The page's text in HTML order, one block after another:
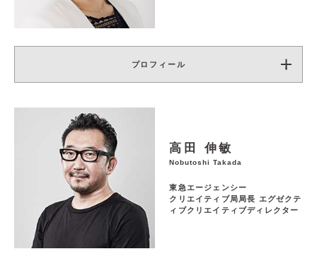
プロフィール
高田 伸敏
Nobutoshi Takada
東急エージェンシー
クリエイティブ局局長 エグゼクテ
ィブクリエイティブディレクター